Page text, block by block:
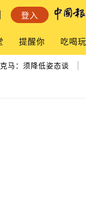
登入
提醒你 吃喝
：须降低姿态谈 |